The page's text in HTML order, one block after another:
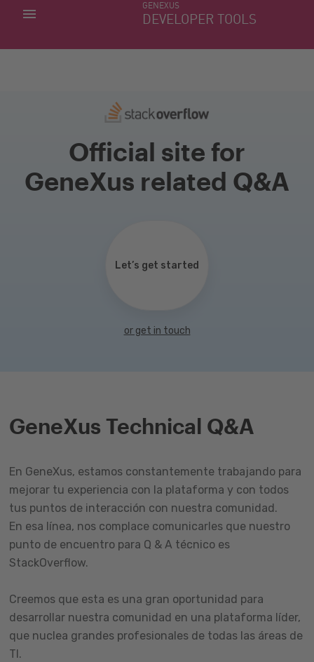
GENEXUS
DEVELOPER TOOLS
MIS APLICACIONES
Official site for
GeneXus related Q&A
Let’s get started
or get in touch
GeneXus Technical Q&A
En GeneXus, estamos constantemente trabajando para
mejorar tu experiencia con la plataforma y con todos
tus puntos de interacción con nuestra comunidad.
En esa línea, nos complace comunicarles que nuestro
punto de encuentro para Q & A técnico es
StackOverflow.
Creemos que esta es una gran oportunidad para
desarrollar nuestra comunidad en una plataforma líder,
que nuclea grandes profesionales de todas las áreas de
TI.